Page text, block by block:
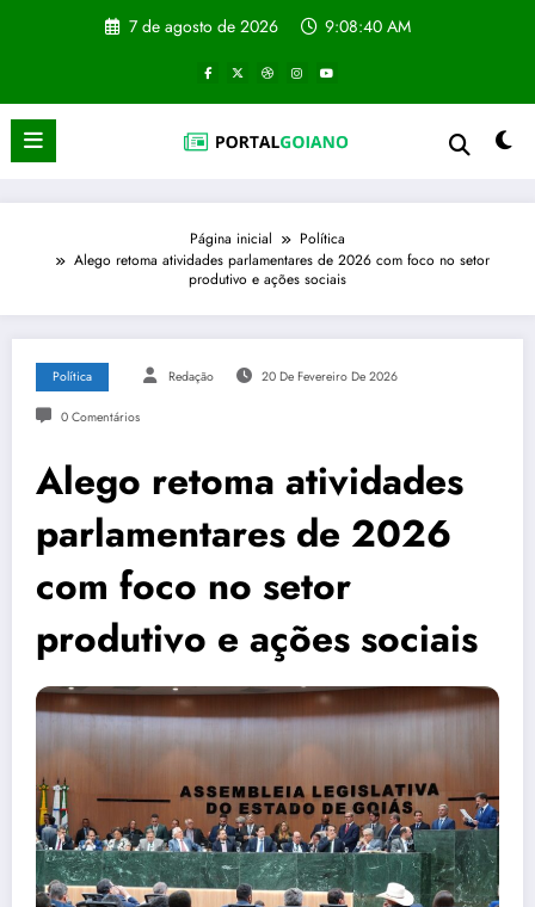
7 de agosto de 2026 9:08:41 AM
Página inicial
Política
Alego retoma atividades parlamentares de 2026 com foco no setor
produtivo e ações sociais
Política Redação 20 De Fevereiro De 2026
0 Comentários
Alego retoma atividades
parlamentares de 2026
com foco no setor
produtivo e ações sociais